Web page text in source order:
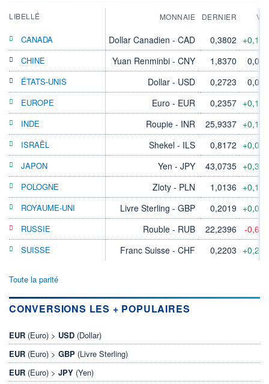
LIBELLÉ MONNAIE DERNIER
CANADA Dollar Canadien - CAD 0,3802
CHINE Yuan Renminbi - CNY 1,8370
ÉTATS-UNIS Dollar - USD 0,2723
EUROPE Euro - EUR 0,2357
INDE Roupie - INR 25,9337
ISRAËL Shekel - ILS 0,8172
JAPON Yen - JPY 43,0735
POLOGNE Zloty - PLN 1,0136
ROYAUME-UNI Livre Sterling - GBP 0,2019
RUSSIE Rouble - RUB 22,2396 -
SUISSE Franc Suisse - CHF 0,2203
Toute la parité
CONVERSIONS LES + POPULAIRES
EUR (Euro) > USD (Dollar)
EUR (Euro) > GBP (Livre Sterling)
EUR (Euro) > JPY (Yen)